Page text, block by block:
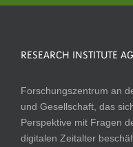
RESEARCH INSTITUTE
Forschungszentrum an
und Gesellschaft, das
Perspektive mit Fragen
digitalen Zeitalter